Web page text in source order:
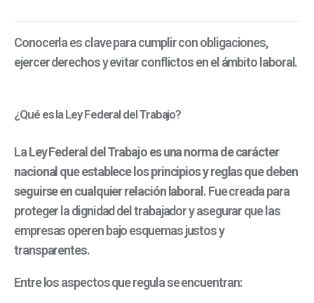
Conocerla es clave para cumplir con obligaciones,
ejercer derechos y evitar conflictos en el ámbito laboral.
¿Qué es la Ley Federal del Trabajo?
LaLey Federal del Trabajoes una norma de carácter
nacional que establece los principios y reglas que deben
seguirse en cualquier relación laboral. Fue creada para
proteger la dignidad del trabajador y asegurar que las
empresas operen bajo esquemas justos y
transparentes.
Entre los aspectos que regula se encuentran: